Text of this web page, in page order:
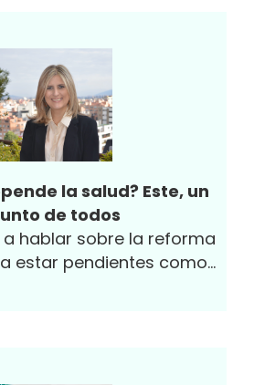
la salud? Este, un
de todos
a hablar sobre la reforma
estar pendientes como